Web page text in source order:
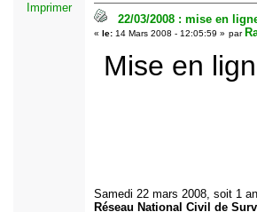
Imprimer
22/03/2008 : mise en
« le: 14 Mars 2008 - 12:05:59 » par
Mise en
Samedi 22 mars 2008, soit 1
Réseau National Civil de